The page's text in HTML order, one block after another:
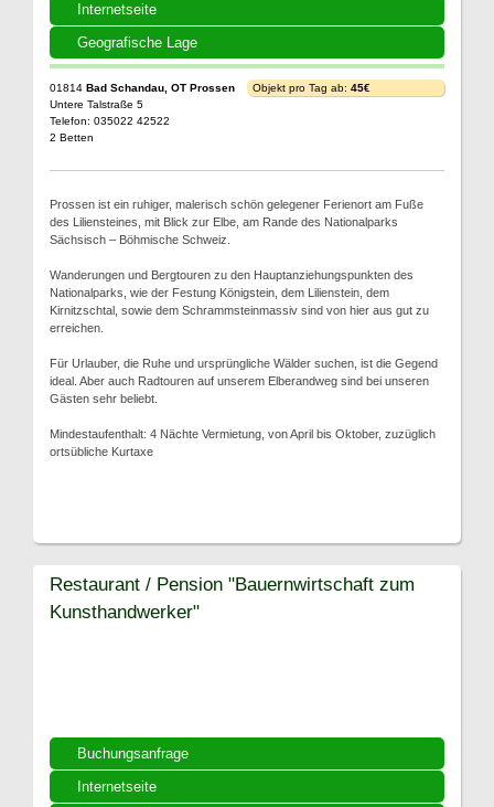
Internetseite
Geografische Lage
01814 Bad Schandau, OT Prossen
Untere Talstraße 5
Telefon: 035022 42522
2 Betten
Objekt pro Tag ab: 45€
Prossen ist ein ruhiger, malerisch schön gelegener Ferienort am Fuße
des Liliensteines, mit Blick zur Elbe, am Rande des Nationalparks
Sächsisch – Böhmische Schweiz.
Wanderungen und Bergtouren zu den Hauptanziehungspunkten des
Nationalparks, wie der Festung Königstein, dem Lilienstein, dem
Kirnitzschtal, sowie dem Schrammsteinmassiv sind von hier aus gut zu
erreichen.
Für Urlauber, die Ruhe und ursprüngliche Wälder suchen, ist die Gegend
ideal. Aber auch Radtouren auf unserem Elberandweg sind bei unseren
Gästen sehr beliebt.
Mindestaufenthalt: 4 Nächte Vermietung, von April bis Oktober, zuzüglich
ortsübliche Kurtaxe
Buchungsanfrage
Internetseite
Restaurant / Pension "Bauernwirtschaft zum
Kunsthandwerker"